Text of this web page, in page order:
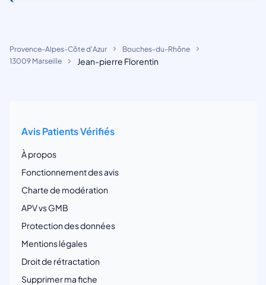
Provence-Alpes-Côte d'Azur
Bouches-du-Rhône
13009 Marseille
Jean-pierre Florentin
Avis Patients Vérifiés
À propos
Fonctionnement des avis
Charte de modération
APV vs GMB
Protection des données
Mentions légales
Droit de rétractation
Supprimer ma fiche